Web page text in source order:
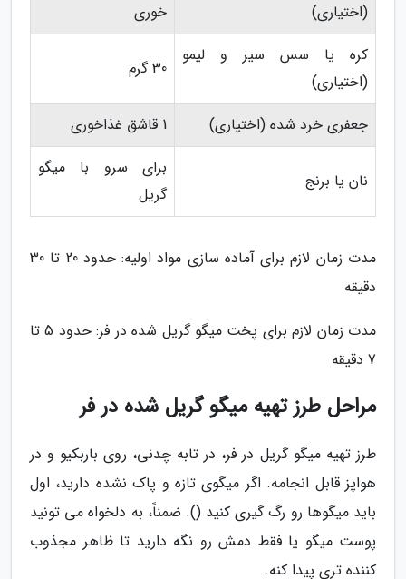
(اختیاری)
خوری
کره یا سس سیر و لیمو
(اختیاری)
30 گرم
جعفری خرد شده (اختیاری) 1 قاشق غذاخوری
نان یا برنج
برای سرو با میگو
گریل
مدت زمان لازم برای آماده سازی مواد اولیه: حدود 20 تا 30
دقیقه
مدت زمان لازم برای پخت میگو گریل شده در فر: حدود 5 تا
7 دقیقه
مراحل طرز تهیه میگو گریل شده در فر
طرز تهیه میگو گریل در فر، در تابه چدنی، روی باربکیو و در
هواپز قابل انجامه. اگر میگوی تازه و پاک نشده دارید، اول
باید میگوها رو رگ گیری کنید (). ضمناً، به دلخواه می تونید
پوست میگو یا فقط دمش رو نگه دارید تا ظاهر مجذوب
کننده تری پیدا کنه.